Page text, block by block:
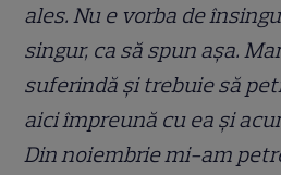
ales. Nu e vorba de
singur, ca să spun așa.
suferindă și trebuie să
aici împreună cu ea și
Din noiembrie mi-am